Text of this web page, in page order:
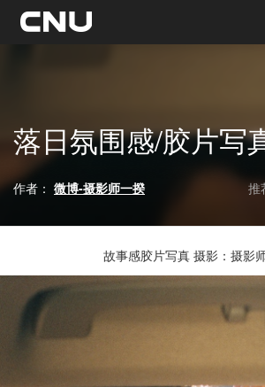
落日氛围感/胶片写
作者： 微博-摄影师一揆 推
故事感胶片写真 摄影：摄影